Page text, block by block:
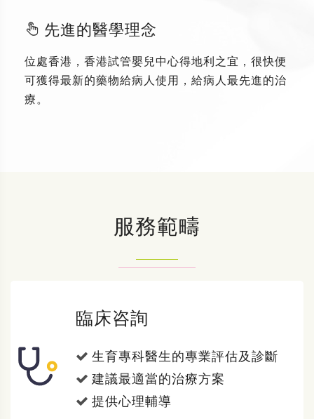
先進的醫學理念
位處香港，香港試管嬰兒中心得地利之宜，很快便
可獲得最新的藥物給病人使用，給病人最先進的治
療。
服務範疇
臨床咨詢
生育專科醫生的專業評估及診斷
建議最適當的治療方案
提供心理輔導